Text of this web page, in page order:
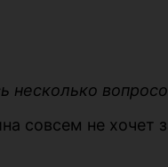
несколько
совсем не хочет